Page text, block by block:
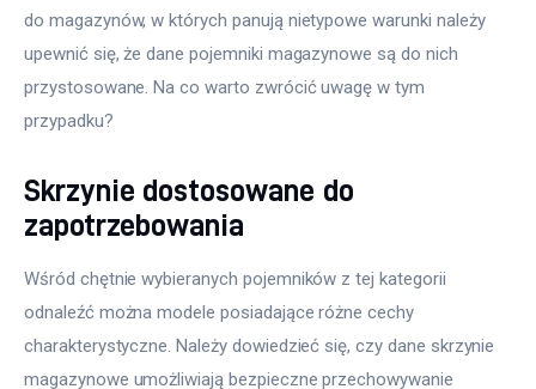
do magazynów, w których panują nietypowe warunki należy
upewnić się, że dane pojemniki magazynowe są do nich
przystosowane. Na co warto zwrócić uwagę w tym
przypadku?
Skrzynie dostosowane do
zapotrzebowania
Wśród chętnie wybieranych pojemników z tej kategorii
odnaleźć można modele posiadające różne cechy
charakterystyczne. Należy dowiedzieć się, czy dane skrzynie
magazynowe umożliwiają bezpieczne przechowywanie